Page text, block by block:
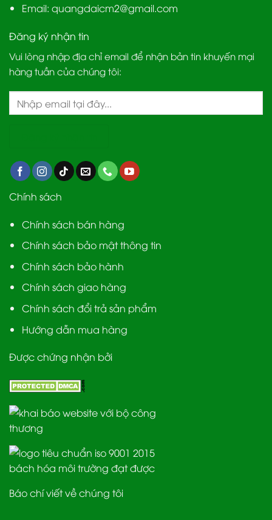
Email: quangdaicm2@gmail.com
Đăng ký nhận tin
Vui lòng nhập địa chỉ email để nhận bản tin khuyến mại
hàng tuần của chúng tôi:
Chính sách
Chính sách bán hàng
Chính sách bảo mật thông tin
Chính sách bảo hành
Chính sách giao hàng
Chính sách đổi trả sản phẩm
Hướng dẫn mua hàng
Được chứng nhận bởi
Báo chí viết về chúng tôi